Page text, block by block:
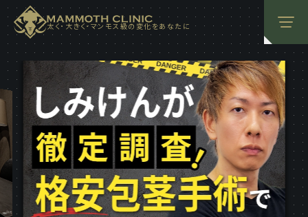
太く･大きく･マンモス級の変化をあなたに ナ